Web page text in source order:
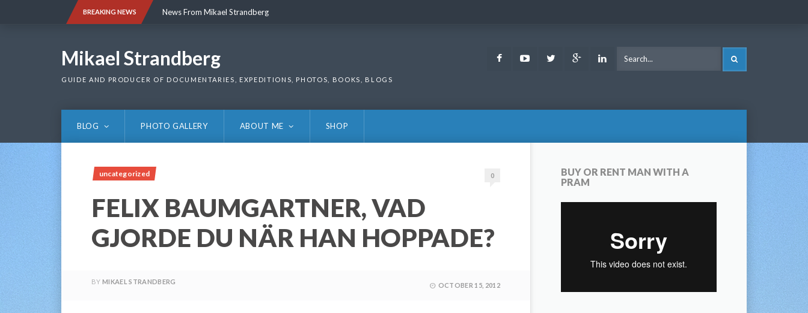
BREAKING NEWS News From Mikael Strandberg
Mikael Strandberg
GUIDE AND PRODUCER OF DOCUMENTARIES, EXPEDITIONS, PHOTOS, BOOKS, BLOGS
FacebookYoutubeTwitter Google LinkedIn
BLOG PHOTO GALLERY ABOUT ME SHOP
uncategorized 0
FELIX BAUMGARTNER, VAD
GJORDE DU NÄR HAN HOPPADE?
BY MIKAEL STRANDBERG OCTOBER 15, 2012
BUY OR RENT MAN WITH A
PRAM